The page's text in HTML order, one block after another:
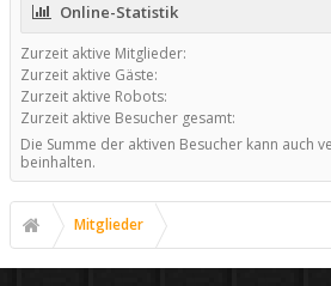
Online-Statistik
Zurzeit aktive Mitglieder:
Zurzeit aktive Gäste:
Zurzeit aktive Robots:
Zurzeit aktive Besucher gesamt:
Die Summe der aktiven Besucher kann auch
beinhalten.
Mitglieder